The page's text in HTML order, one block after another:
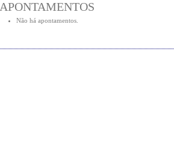
APONTAMENTOS
Não há apontamentos.